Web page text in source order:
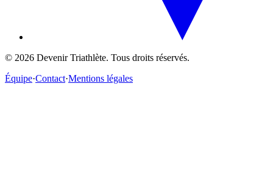
© 2026 Devenir Triathlète. Tous droits réservés.
Équipe·Contact·Mentions légales